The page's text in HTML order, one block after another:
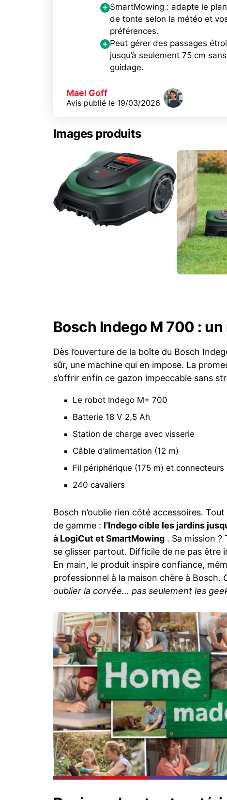
SmartMowing : adapte le
de tonte selon la météo et
préférences.
Peut gérer des passages
jusqu’à seulement 75 cm
guidage.
Mael Goff
Avis publié le 19/03/2026
Images produits
Bosch Indego M 700 :
Dès l’ouverture de la boîte du Bosch
sûr, une machine qui en impose. La
s’offrir enfin ce gazon impeccable sans
Le robot Indego M+ 700
Batterie 18 V 2,5 Ah
Station de charge avec visserie
Câble d’alimentation (12 m)
Fil périphérique (175 m) et connecteurs
240 cavaliers
Bosch n’oublie rien côté accessoires.
de gamme : l’Indego cible les jardins
à LogiCut et SmartMowing. Sa mission ?
se glisser partout. Difficile de ne pas être
En main, le produit inspire confiance,
professionnel à la maison chère à Bosch.
oublier la corvée… pas seulement les